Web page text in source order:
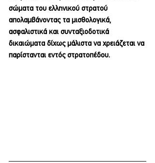
σώματα του ελληνικού στρατού
απολαμβάνοντας τα μισθολογικά,
ασφαλιστικά και συνταξιοδοτικά
δικαιώματα δίχως μάλιστα να χρειάζεται να
παρίστανται εντός στρατοπέδου.